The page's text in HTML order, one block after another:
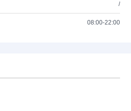
/
08:00-22:00